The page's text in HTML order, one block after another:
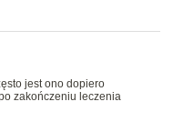
jest ono dopiero
zakończeniu leczenia